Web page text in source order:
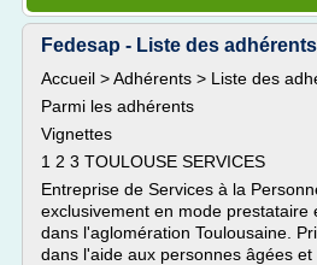
Fedesap - Liste des adhérents
Accueil > Adhérents > Liste des
Parmi les adhérents
Vignettes
1 2 3 TOULOUSE SERVICES
Entreprise de Services à la
exclusivement en mode prestataire
dans l'aglomération Toulousaine.
dans l'aide aux personnes âgées